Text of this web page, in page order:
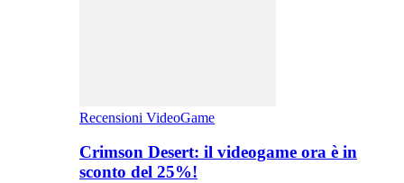
Recensioni VideoGame
Crimson Desert: il videogame ora è in
sconto del 25%!